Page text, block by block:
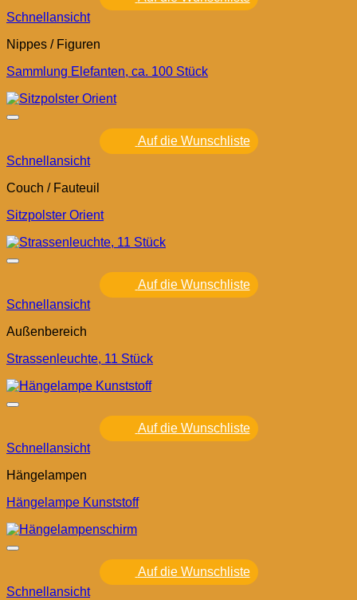
Schnellansicht
Nippes / Figuren
Sammlung Elefanten, ca. 100 Stück
Auf die Wunschliste
Schnellansicht
Couch / Fauteuil
Sitzpolster Orient
Auf die Wunschliste
Schnellansicht
Außenbereich
Strassenleuchte, 11 Stück
Auf die Wunschliste
Schnellansicht
Hängelampen
Hängelampe Kunststoff
Auf die Wunschliste
Schnellansicht